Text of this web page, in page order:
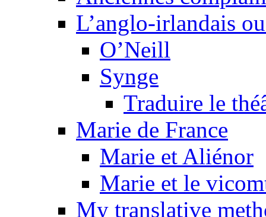
L’anglo-irlandais
O’Neill
Synge
Traduire le
Marie de France
Marie et Aliénor
Marie et le
My translative